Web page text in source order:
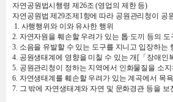
자연공원법시행령 제26조 (영업의 제한 등)
자연공원법 제29조제1항에 따라 공원관리청이 공
1. 사행행위와 이와 유사한 행위
2. 자연자원을 훼손할 우려가 있는 톱·도끼 등의
3. 소음을 유발할 수 있는 도구를 지니고 입장하는
4. 공원생태계에 영향을 미칠 수 있는 개[「장애
5. 공원관리청이 정하는 지역에서 인화물질을 소지
6. 자연생태계를 훼손할 우려가 있는 계곡에서 목
7. 그 밖에 자연생태계와 자연 및 문화경관 등을